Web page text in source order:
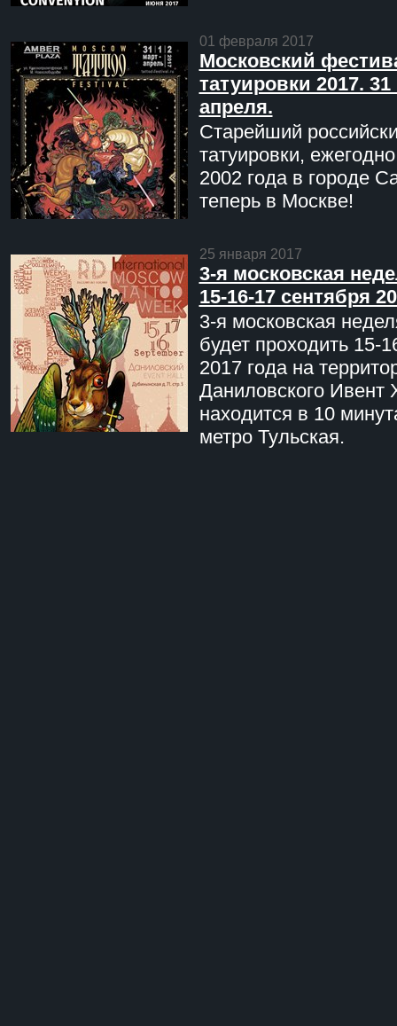
01 февраля 2017
Московский
татуировки 2017. 31
апреля.
Старейший
татуировки,
2002 года в городе
теперь в Москве!
25 января 2017
3-я московская
15-16-17 сентября
3-я московская
будет проходить 15-
2017 года на
Даниловского Ивент
находится в 10
метро Тульская.